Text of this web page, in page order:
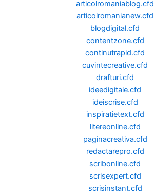
articolromaniablog.cfd
articolromanianew.cfd
blogdigital.cfd
contentzone.cfd
continutrapid.cfd
cuvintecreative.cfd
drafturi.cfd
ideedigitale.cfd
ideiscrise.cfd
inspiratietext.cfd
litereonline.cfd
paginacreativa.cfd
redactarepro.cfd
scribonline.cfd
scrisexpert.cfd
scrisinstant.cfd